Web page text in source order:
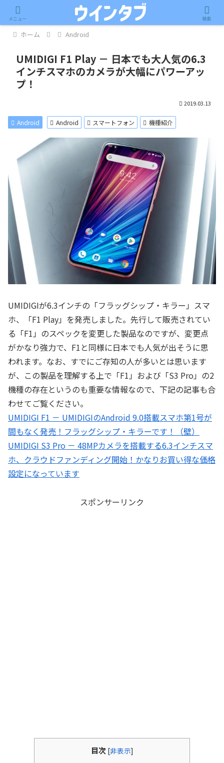
記事内に広告が含まれています。
ホーム Android
UMIDIGI F1 Play － 日本でも大人気の6.3
インチスマホのカメラが大幅にパワーアッ
プ！
2019.03.13
Android Android スマートフォン 機種紹介
UMIDIGIが6.3インチの「フラッグシップ・キラー」スマ
ホ、「F1 Play」を発売しました。先行して販売されてい
る「F1」のスペックを変更した製品なのですが、変更点
がかなり強力で、F1と同様に日本でも人気が出そうに思
われます。なお、すでにご存知の人が多いとは思います
が、この製品を理解する上で「F1」および「S3 Pro」の2
機種の存在というのも重要な情報なので、下記の記事も合
わせてご覧ください。
UMIDIGI F1 － UMIDIGIのAndroid 9.0搭載スマホ第1号が
間もなく発売！フラッグシップ・キラーです！（壁）
UMIDIGI S3 Pro － 48MPカメラを搭載する6.3インチスマ
ホ、クラウドファンディング開始！かなりお買い得な価格
設定になっています
スポンサーリンク
目次 [非表示]
メニュー 検索